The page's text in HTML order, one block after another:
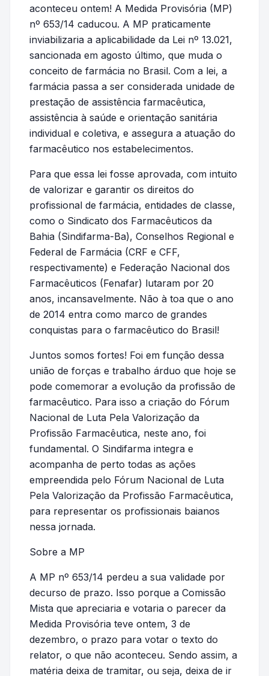
aconteceu ontem! A Medida Provisória (MP)
nº 653/14 caducou. A MP praticamente
inviabilizaria a aplicabilidade da Lei nº 13.021,
sancionada em agosto último, que muda o
conceito de farmácia no Brasil. Com a lei, a
farmácia passa a ser considerada unidade de
prestação de assistência farmacêutica,
assistência à saúde e orientação sanitária
individual e coletiva, e assegura a atuação do
farmacêutico nos estabelecimentos.
Para que essa lei fosse aprovada, com intuito
de valorizar e garantir os direitos do
profissional de farmácia, entidades de classe,
como o Sindicato dos Farmacêuticos da
Bahia (Sindifarma-Ba), Conselhos Regional e
Federal de Farmácia (CRF e CFF,
respectivamente) e Federação Nacional dos
Farmacêuticos (Fenafar) lutaram por 20
anos, incansavelmente. Não à toa que o ano
de 2014 entra como marco de grandes
conquistas para o farmacêutico do Brasil!
Juntos somos fortes! Foi em função dessa
união de forças e trabalho árduo que hoje se
pode comemorar a evolução da profissão de
farmacêutico. Para isso a criação do Fórum
Nacional de Luta Pela Valorização da
Profissão Farmacêutica, neste ano, foi
fundamental. O Sindifarma integra e
acompanha de perto todas as ações
empreendida pelo Fórum Nacional de Luta
Pela Valorização da Profissão Farmacêutica,
para representar os profissionais baianos
nessa jornada.
Sobre a MP
A MP nº 653/14 perdeu a sua validade por
decurso de prazo. Isso porque a Comissão
Mista que apreciaria e votaria o parecer da
Medida Provisória teve ontem, 3 de
dezembro, o prazo para votar o texto do
relator, o que não aconteceu. Sendo assim, a
matéria deixa de tramitar, ou seja, deixa de ir